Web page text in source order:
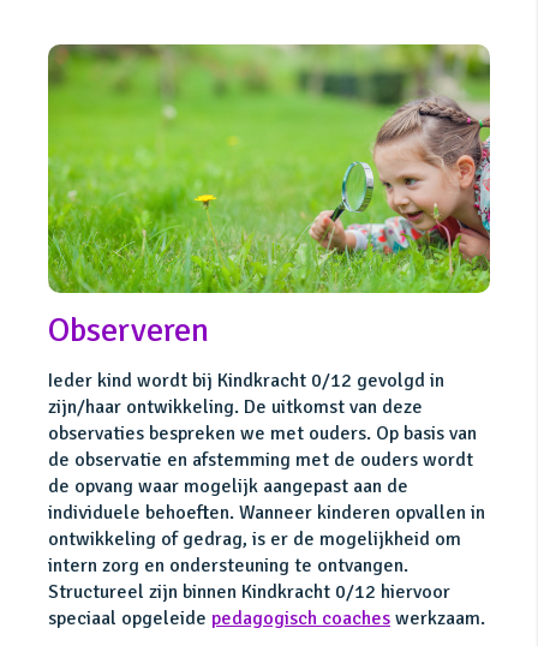
Observeren
Ieder kind wordt bij Kindkracht 0/12 gevolgd in
zijn/haar ontwikkeling. De uitkomst van deze
observaties bespreken we met ouders. Op basis van
de observatie en afstemming met de ouders wordt
de opvang waar mogelijk aangepast aan de
individuele behoeften. Wanneer kinderen opvallen in
ontwikkeling of gedrag, is er de mogelijkheid om
intern zorg en ondersteuning te ontvangen.
Structureel zijn binnen Kindkracht 0/12 hiervoor
speciaal opgeleide pedagogisch coaches werkzaam.